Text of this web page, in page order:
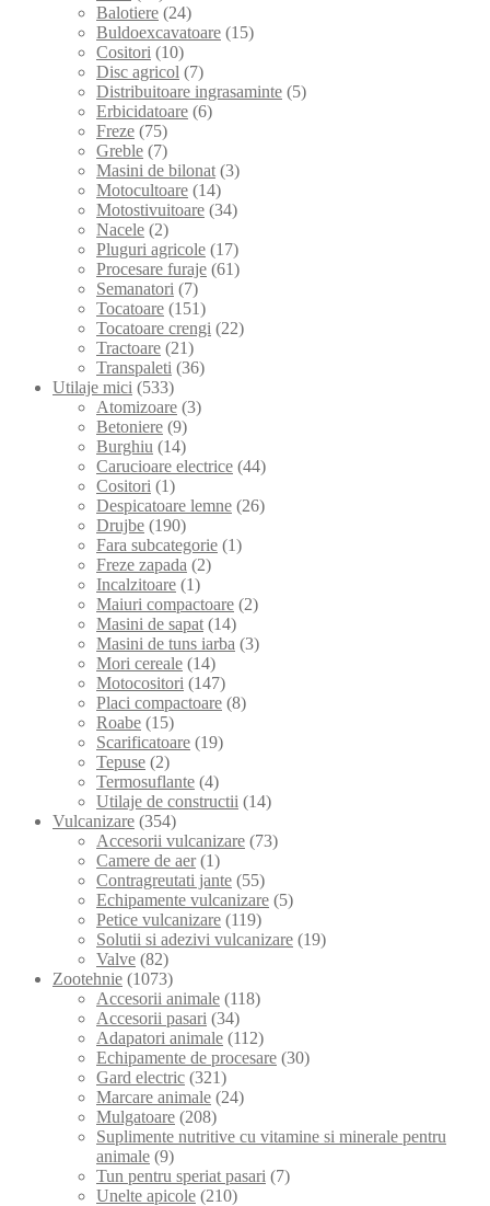
Balotiere (24)
Buldoexcavatoare (15)
Cositori (10)
Disc agricol (7)
Distribuitoare ingrasaminte (5)
Erbicidatoare (6)
Freze (75)
Greble (7)
Masini de bilonat (3)
Motocultoare (14)
Motostivuitoare (34)
Nacele (2)
Pluguri agricole (17)
Procesare furaje (61)
Semanatori (7)
Tocatoare (151)
Tocatoare crengi (22)
Tractoare (21)
Transpaleti (36)
Utilaje mici (533)
Atomizoare (3)
Betoniere (9)
Burghiu (14)
Carucioare electrice (44)
Cositori (1)
Despicatoare lemne (26)
Drujbe (190)
Fara subcategorie (1)
Freze zapada (2)
Incalzitoare (1)
Maiuri compactoare (2)
Masini de sapat (14)
Masini de tuns iarba (3)
Mori cereale (14)
Motocositori (147)
Placi compactoare (8)
Roabe (15)
Scarificatoare (19)
Tepuse (2)
Termosuflante (4)
Utilaje de constructii (14)
Vulcanizare (354)
Accesorii vulcanizare (73)
Camere de aer (1)
Contragreutati jante (55)
Echipamente vulcanizare (5)
Petice vulcanizare (119)
Solutii si adezivi vulcanizare (19)
Valve (82)
Zootehnie (1073)
Accesorii animale (118)
Accesorii pasari (34)
Adapatori animale (112)
Echipamente de procesare (30)
Gard electric (321)
Marcare animale (24)
Mulgatoare (208)
Suplimente nutritive cu vitamine si minerale pentru
animale (9)
Tun pentru speriat pasari (7)
Unelte apicole (210)